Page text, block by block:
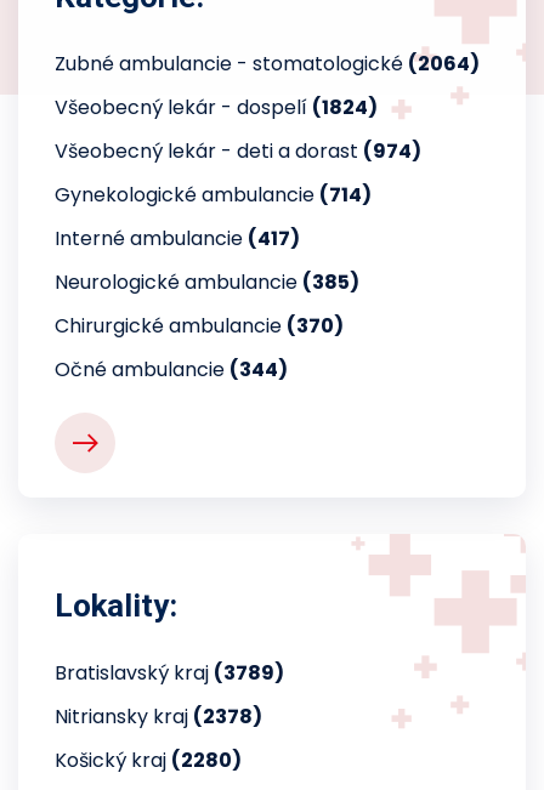
Zubné ambulancie - stomatologické (2064)
Všeobecný lekár - dospelí (1824)
Všeobecný lekár - deti a dorast (974)
Gynekologické ambulancie (714)
Interné ambulancie (417)
Neurologické ambulancie (385)
Chirurgické ambulancie (370)
Očné ambulancie (344)
Lokality:
Bratislavský kraj (3789)
Nitriansky kraj (2378)
Košický kraj (2280)